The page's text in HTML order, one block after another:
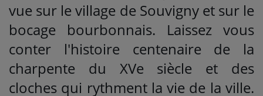
vue sur le village de Souvigny et sur le
bocage bourbonnais. Laissez vous
conter l'histoire centenaire de la
charpente du XVe siècle et des
cloches qui rythment la vie de la ville.